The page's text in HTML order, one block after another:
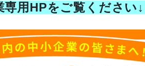
用HPをご覧ください